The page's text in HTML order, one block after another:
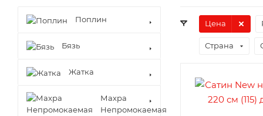
Цена
Страна
Поплин
Бязь
Жатка
Махра
Непромокаемая